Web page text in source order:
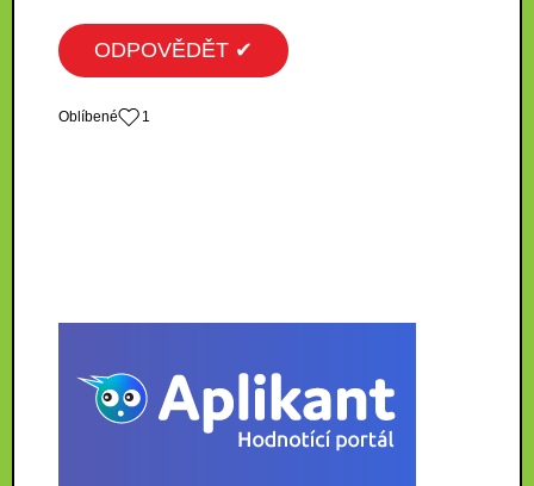
ODPOVĚDĚT ✔
Oblíbené 1